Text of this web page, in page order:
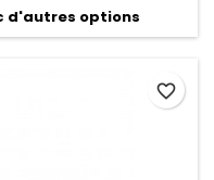
d'autres options
favorite_border